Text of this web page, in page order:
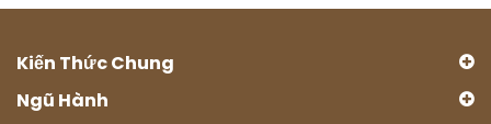
Kiến Thức Chung
Ngũ Hành